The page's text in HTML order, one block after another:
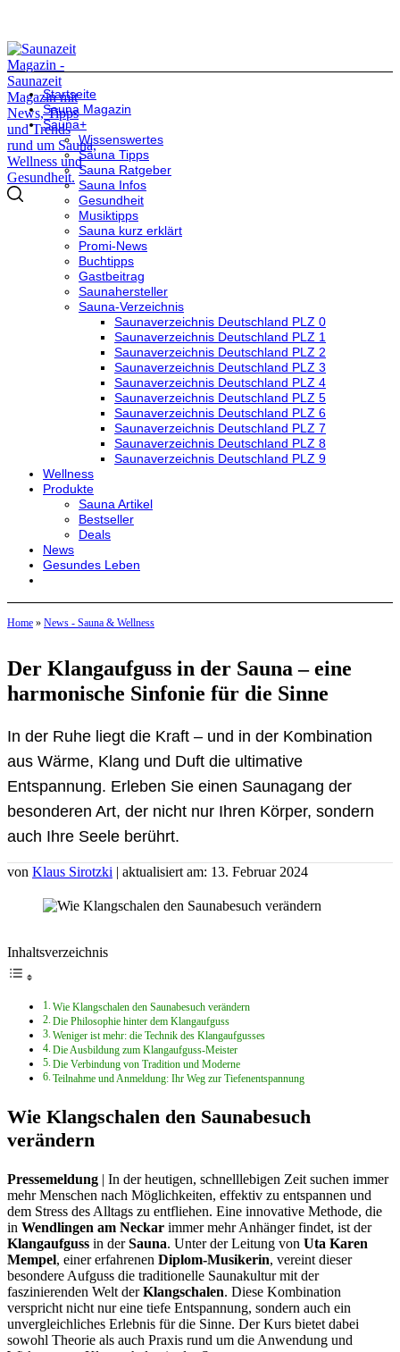
Startseite
Sauna Magazin
Sauna+
Wissenswertes
Sauna Tipps
Sauna Ratgeber
Sauna Infos
Gesundheit
Musiktipps
Sauna kurz erklärt
Promi-News
Buchtipps
Gastbeitrag
Saunahersteller
Sauna-Verzeichnis
Saunaverzeichnis Deutschland PLZ 0
Saunaverzeichnis Deutschland PLZ 1
Saunaverzeichnis Deutschland PLZ 2
Saunaverzeichnis Deutschland PLZ 3
Saunaverzeichnis Deutschland PLZ 4
Saunaverzeichnis Deutschland PLZ 5
Saunaverzeichnis Deutschland PLZ 6
Saunaverzeichnis Deutschland PLZ 7
Saunaverzeichnis Deutschland PLZ 8
Saunaverzeichnis Deutschland PLZ 9
Wellness
Produkte
Sauna Artikel
Bestseller
Deals
News
Gesundes Leben
Home » News - Sauna & Wellness
Der Klangaufguss in der Sauna – eine
harmonische Sinfonie für die Sinne
In der Ruhe liegt die Kraft – und in der Kombination
aus Wärme, Klang und Duft die ultimative
Entspannung. Erleben Sie einen Saunagang der
besonderen Art, der nicht nur Ihren Körper, sondern
auch Ihre Seele berührt.
von Klaus Sirotzki | aktualisiert am: 13. Februar 2024
Inhaltsverzeichnis
Wie Klangschalen den Saunabesuch verändern
Die Philosophie hinter dem Klangaufguss
Weniger ist mehr: die Technik des Klangaufgusses
Die Ausbildung zum Klangaufguss-Meister
Die Verbindung von Tradition und Moderne
Teilnahme und Anmeldung: Ihr Weg zur Tiefenentspannung
Wie Klangschalen den Saunabesuch
verändern
Pressemeldung | In der heutigen, schnelllebigen Zeit suchen immer
mehr Menschen nach Möglichkeiten, effektiv zu entspannen und
dem Stress des Alltags zu entfliehen. Eine innovative Methode, die
in Wendlingen am Neckar immer mehr Anhänger findet, ist der
Klangaufguss in derSauna. Unter der Leitung von Uta Karen
Mempel, einer erfahrenen Diplom-Musikerin, vereint dieser
besondere Aufguss die traditionelle Saunakultur mit der
faszinierenden Welt derKlangschalen. Diese Kombination
verspricht nicht nur eine tiefe Entspannung, sondern auch ein
unvergleichliches Erlebnis für die Sinne. Der Kurs bietet dabei
sowohl Theorie als auch Praxis rund um die Anwendung und